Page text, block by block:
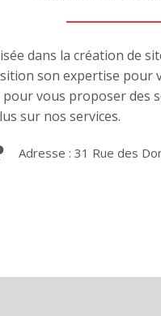
dans la création de
son expertise
pour vous proposer
sur nos services.
Adresse : 31 Rue des